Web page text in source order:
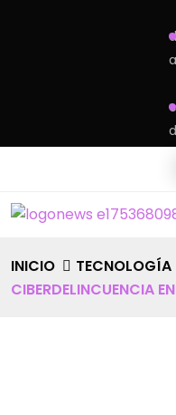
INICIO TECNOLOGÍA
CIBERDELINCUENCIA